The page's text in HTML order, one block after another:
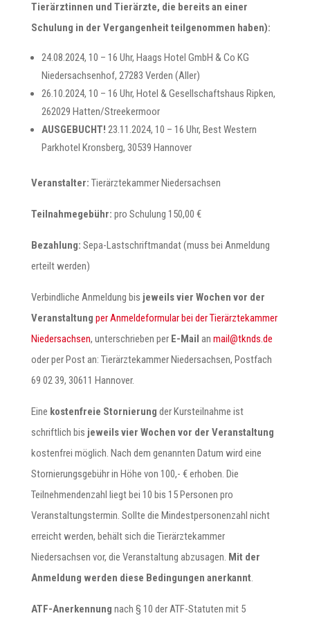
Tierärztinnen und Tierärzte, die bereits an einer
Schulung in der Vergangenheit teilgenommen haben):
24.08.2024, 10 – 16 Uhr, Haags Hotel GmbH & Co KG
Niedersachsenhof, 27283 Verden (Aller)
26.10.2024, 10 – 16 Uhr, Hotel & Gesellschaftshaus Ripken,
262029 Hatten/Streekermoor
AUSGEBUCHT! 23.11.2024, 10 – 16 Uhr, Best Western
Parkhotel Kronsberg, 30539 Hannover
Veranstalter: Tierärztekammer Niedersachsen
Teilnahmegebühr: pro Schulung 150,00 €
Bezahlung: Sepa-Lastschriftmandat (muss bei Anmeldung
erteilt werden)
Verbindliche Anmeldung bis jeweils vier Wochen vor der
Veranstaltung per Anmeldeformular bei der Tierärztekammer
Niedersachsen, unterschrieben per E-Mail an mail@tknds.de
oder per Post an: Tierärztekammer Niedersachsen, Postfach
69 02 39, 30611 Hannover.
Eine kostenfreie Stornierung der Kursteilnahme ist
schriftlich bis jeweils vier Wochen vor der Veranstaltung
kostenfrei möglich. Nach dem genannten Datum wird eine
Stornierungsgebühr in Höhe von 100,- € erhoben. Die
Teilnehmendenzahl liegt bei 10 bis 15 Personen pro
Veranstaltungstermin. Sollte die Mindestpersonenzahl nicht
erreicht werden, behält sich die Tierärztekammer
Niedersachsen vor, die Veranstaltung abzusagen. Mit der
Anmeldung werden diese Bedingungen anerkannt.
ATF-Anerkennung nach § 10 der ATF-Statuten mit 5